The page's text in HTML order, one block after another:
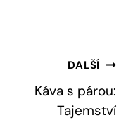
DALŠÍ
Káva s párou:
Tajemství